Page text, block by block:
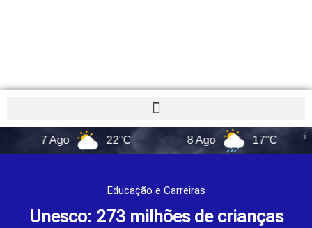
22°C 17°C 9
Educação e Carreiras
Unesco: 273 milhões de crianças